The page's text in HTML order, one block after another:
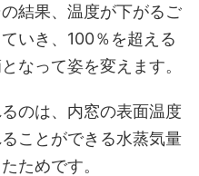
結果、温度が下がるご
いき、100％を超える
なって姿を変えます。
のは、内窓の表面温度
ことができる水蒸気量
ためです。